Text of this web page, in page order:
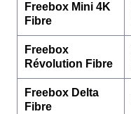
Freebox Mini 4K
Fibre
Freebox
Révolution Fibre
Freebox Delta
Fibre